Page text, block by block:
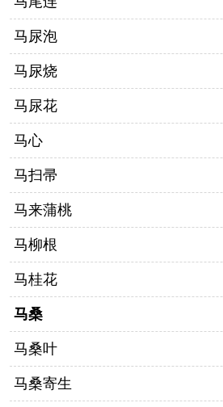
马尿泡
马尿烧
马尿花
马心
马扫帚
马来蒲桃
马柳根
马桂花
马桑
马桑叶
马桑寄生